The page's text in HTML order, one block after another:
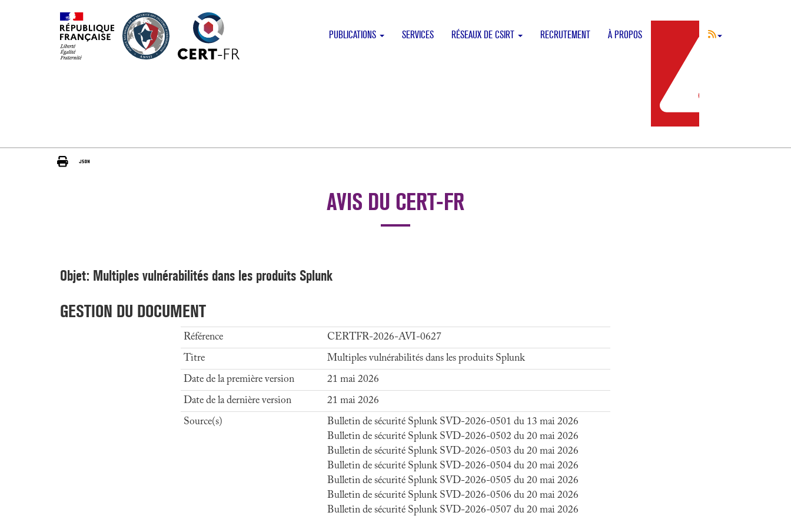
PUBLICATIONS SERVICES RÉSEAUX DE CSIRT RECRUTEMENT À PROPOS
AVIS DU CERT-FR
Objet: Multiples vulnérabilités dans les produits Splunk
GESTION DU DOCUMENT
Référence
CERTFR-2026-AVI-0627
Titre
Multiples vulnérabilités dans les produits Splunk
Date de la première version
21 mai 2026
Date de la dernière version
21 mai 2026
Source(s)
Bulletin de sécurité Splunk SVD-2026-0501 du 13 mai 2026
Bulletin de sécurité Splunk SVD-2026-0502 du 20 mai 2026
Bulletin de sécurité Splunk SVD-2026-0503 du 20 mai 2026
Bulletin de sécurité Splunk SVD-2026-0504 du 20 mai 2026
Bulletin de sécurité Splunk SVD-2026-0505 du 20 mai 2026
Bulletin de sécurité Splunk SVD-2026-0506 du 20 mai 2026
Bulletin de sécurité Splunk SVD-2026-0507 du 20 mai 2026